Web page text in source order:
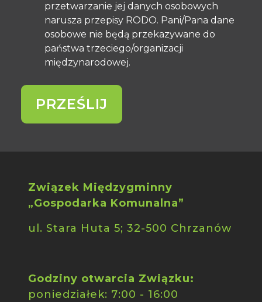
przetwarzanie jej danych osobowych
narusza przepisy RODO. Pani/Pana dane
osobowe nie będą przekazywane do
państwa trzeciego/organizacji
międzynarodowej.
PRZEŚLIJ
Związek Międzygminny
„Gospodarka Komunalna”
ul. Stara Huta 5; 32-500 Chrzanów
Godziny otwarcia Związku:
poniedziałek: 7:00 - 16:00